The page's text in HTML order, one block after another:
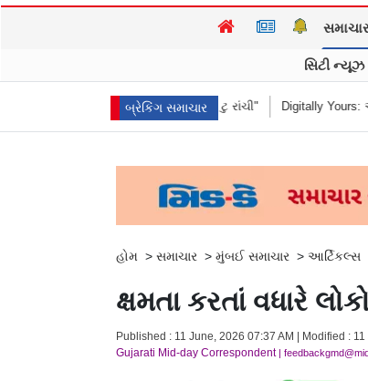
સિટી ન્યૂઝ
બ્રેકિંગ સમાચાર
કહ્યું "હબીબી, કમ ટુ રાંચી" Digitally Yours: આ બહેનની જંગલી
હોમ > સમાચાર > મુંબઈ સમાચાર > આર્ટિકલ્સ
ક્ષમતા કરતાં વધારે
Published : 11 June, 2026 07:37 AM | Modified :
Gujarati Mid-day Correspondent|